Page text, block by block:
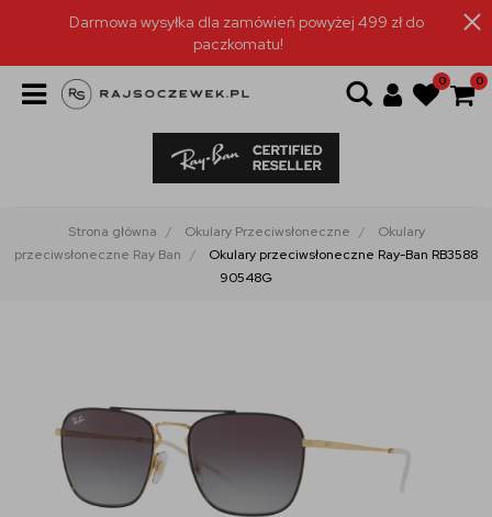
Darmowa wysyłka dla zamówień powyżej 499 zł do
paczkomatu!
0 0
Strona główna Okulary Przeciwsłoneczne
Okulary
przeciwsłoneczne Ray Ban
Okulary przeciwsłoneczne Ray-Ban RB3588
90548G